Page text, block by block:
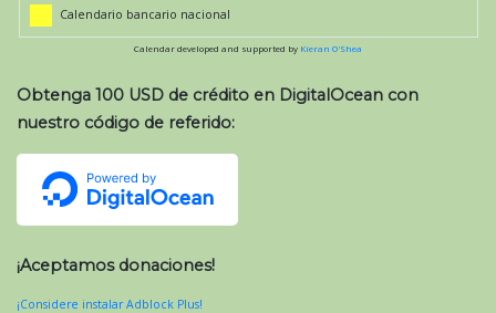
Calendario bancario nacional
Calendar developed and supported by Kieran O'Shea
Obtenga 100 USD de crédito en DigitalOcean con
nuestro código de referido:
¡Aceptamos donaciones!
¡Considere instalar Adblock Plus!